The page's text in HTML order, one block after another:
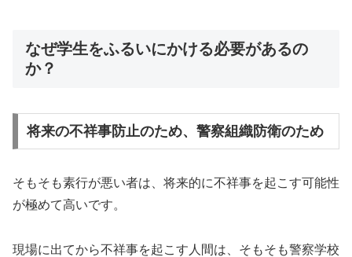
なぜ学生をふるいにかける必要があるの
か？
将来の不祥事防止のため、警察組織防衛のため
そもそも素行が悪い者は、将来的に不祥事を起こす可能性
が極めて高いです。
現場に出てから不祥事を起こす人間は、そもそも警察学校